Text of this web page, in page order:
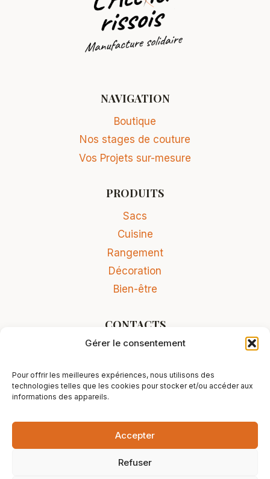
Gérer le consentement
Pour offrir les meilleures expériences, nous utilisons des
technologies telles que les cookies pour stocker et/ou accéder aux
informations des appareils.
Accepter
Refuser
NAVIGATION
Boutique
Nos stages de couture
Vos Projets sur-mesure
PRODUITS
Sacs
Cuisine
Rangement
Décoration
Bien-être
CONTACTS
Contact
Mentions légales